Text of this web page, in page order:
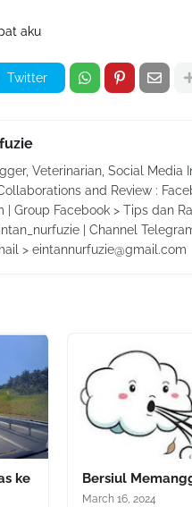
aku
Twitter
Veterinarian, Social Media
and Review :
| Group Facebook > Tips dan
| Channel
> eintannurfuzie@gmail.com
ke
Bersiul
March 16, 2024